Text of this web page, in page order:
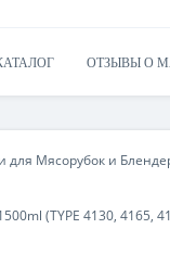
ОТЗЫВЫ О
для Мясорубок и